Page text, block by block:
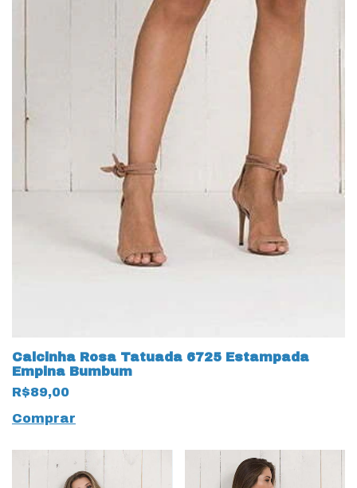
Calcinha Rosa Tatuada 6725 Estampada
Empina Bumbum
R$89,00
Comprar